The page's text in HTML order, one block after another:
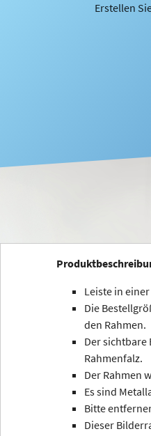
Erstellen
Leiste in
Die
den Rahmen.
Der
Rahmenfalz.
Der Rahmen
Es sind
Bitte
Dieser